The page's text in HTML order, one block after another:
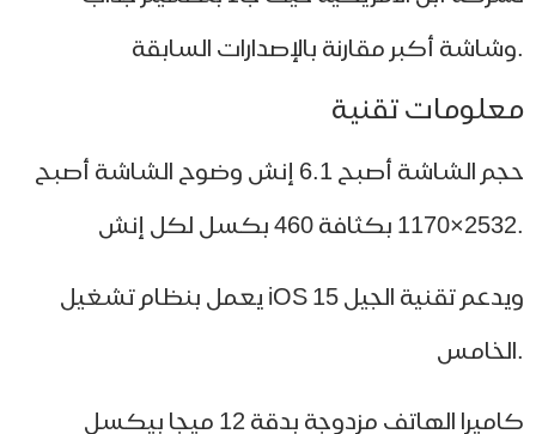
تقنية
حجم الشاشة أصبح 6.1 إنش وضوح الشاشة أصبح
يعمل بنظام تشغيل iOS 15 ويدعم تقنية الجيل
كاميرا الهاتف مزدوجة بدقة 12 ميجا بيكسل